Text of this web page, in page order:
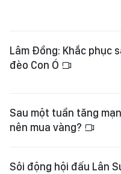
Lâm Đồng: Khắc phục
đèo Con Ó
Sau một tuần tăng
nên mua vàng?
Sôi động hội đấu Lân